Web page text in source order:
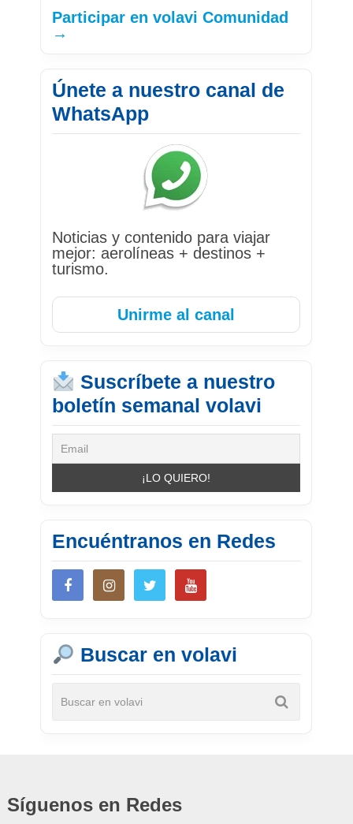
Participar en volavi Comunidad
→
Únete a nuestro canal de
WhatsApp
Noticias y contenido para viajar
mejor: aerolíneas + destinos +
turismo.
Unirme al canal
Suscríbete a nuestro
boletín semanal volavi
Encuéntranos en Redes
Buscar en volavi
Síguenos en Redes